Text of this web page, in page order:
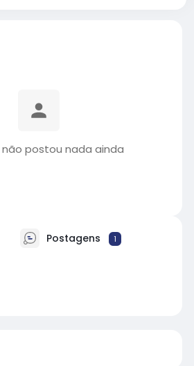
não postou nada ainda
Postagens 1